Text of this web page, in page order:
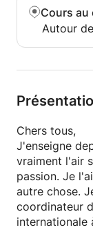
Cours au
Autour
Chers tous,
J'enseigne
vraiment l'air
passion. Je
autre chose.
coordinateur
internationale